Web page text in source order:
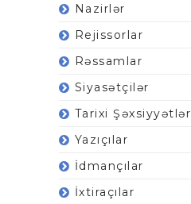
Nazirlər
Rejissorlar
Rəssamlar
Siyasətçilər
Tarixi Şəxsiyyətlər
Yazıçılar
İdmançılar
İxtiraçılar